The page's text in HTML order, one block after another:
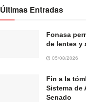
Últimas Entradas
Fonasa
de lentes y
05/08/2026
Fin a la
Sistema de
Senado